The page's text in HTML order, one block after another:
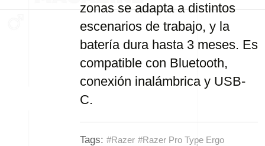
zonas se adapta a distintos
escenarios de trabajo, y la
batería dura hasta 3 meses. Es
compatible con Bluetooth,
conexión inalámbrica y USB-
C.
Tags: #Razer #Razer Pro Type Ergo